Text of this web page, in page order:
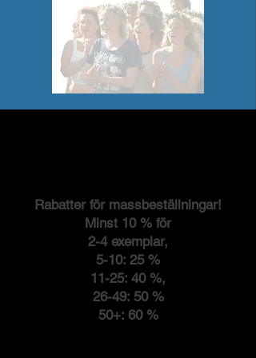
Rabatter för massbeställningar!
Minst 10 % för
2-4 exemplar,
5-10: 25 %
11-25: 40 %,
26-49: 50 %
50+: 60 %